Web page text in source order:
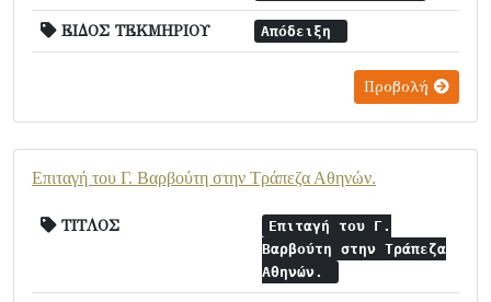
ΕΙΔΟΣ ΤΕΚΜΗΡΙΟΥ Απόδειξη
Προβολή
Επιταγή του Γ. Βαρβούτη στην Τράπεζα Αθηνών.
ΤΙΤΛΟΣ
Επιταγή του Γ.
Βαρβούτη στην Τράπεζα
Αθηνών.